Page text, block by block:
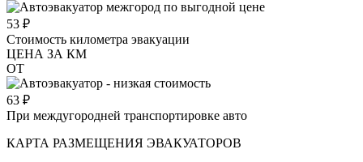
53 ₽
Стоимость километра эвакуации
ЦЕНА ЗА КМ
ОТ
63 ₽
При междугородней транспортировке авто
КАРТА РАЗМЕЩЕНИЯ ЭВАКУАТОРОВ